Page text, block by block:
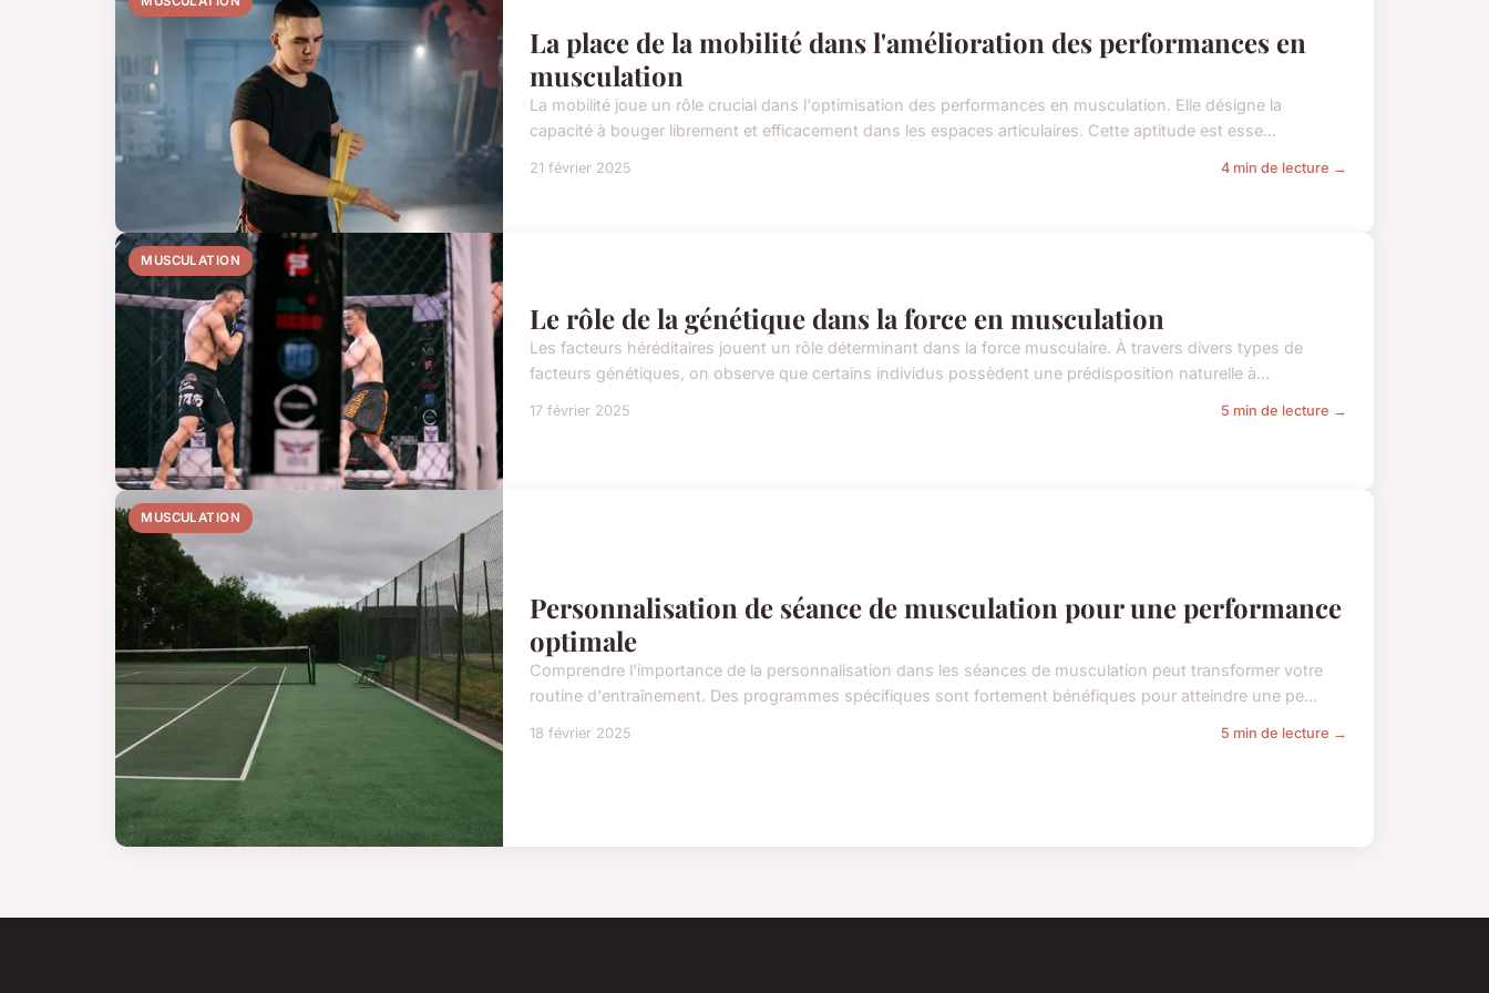
La place de la mobilité dans l'amélioration des performances en
musculation
La mobilité joue un rôle crucial dans l'optimisation des performances en musculation. Elle désigne la
capacité à bouger librement et efficacement dans les espaces articulaires. Cette aptitude est esse...
21 février 2025 4 min de lecture →
MUSCULATION
Le rôle de la génétique dans la force en musculation
Les facteurs héréditaires jouent un rôle déterminant dans la force musculaire. À travers divers types de
facteurs génétiques, on observe que certains individus possèdent une prédisposition naturelle à...
17 février 2025 5 min de lecture →
MUSCULATION
Personnalisation de séance de musculation pour une performance
optimale
Comprendre l'importance de la personnalisation dans les séances de musculation peut transformer votre
routine d'entraînement. Des programmes spécifiques sont fortement bénéfiques pour atteindre une pe...
18 février 2025 5 min de lecture →